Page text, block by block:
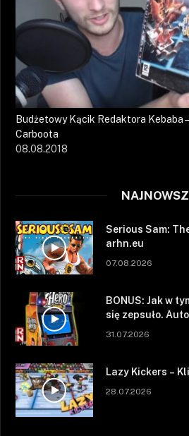
Budżetowy Kącik Redaktora Kebaba
Carboota
08.08.2018
Serious Sam:
arhn.eu
07.08.2026
BONUS: Jak w
się zepsuło.
31.07.2026
Lazy Kickers –
28.07.2026